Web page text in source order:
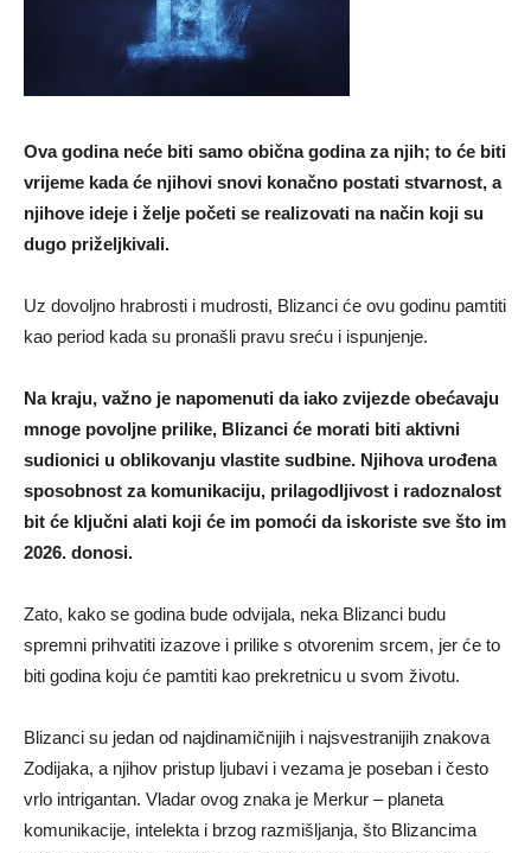
Ova godina neće biti samo obična godina za njih; to će biti
vrijeme kada će njihovi snovi konačno postati stvarnost, a
njihove ideje i želje početi se realizovati na način koji su
dugo priželjkivali.
Uz dovoljno hrabrosti i mudrosti, Blizanci će ovu godinu pamtiti
kao period kada su pronašli pravu sreću i ispunjenje.
Na kraju, važno je napomenuti da iako zvijezde obećavaju
mnoge povoljne prilike, Blizanci će morati biti aktivni
sudionici u oblikovanju vlastite sudbine. Njihova urođena
sposobnost za komunikaciju, prilagodljivost i radoznalost
bit će ključni alati koji će im pomoći da iskoriste sve što im
2026. donosi.
Zato, kako se godina bude odvijala, neka Blizanci budu
spremni prihvatiti izazove i prilike s otvorenim srcem, jer će to
biti godina koju će pamtiti kao prekretnicu u svom životu.
Blizanci su jedan od najdinamičnijih i najsvestranijih znakova
Zodijaka, a njihov pristup ljubavi i vezama je poseban i često
vrlo intrigantan. Vladar ovog znaka je Merkur – planeta
komunikacije, intelekta i brzog razmišljanja, što Blizancima